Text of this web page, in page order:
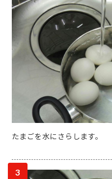
たまごを水にさらします。
3